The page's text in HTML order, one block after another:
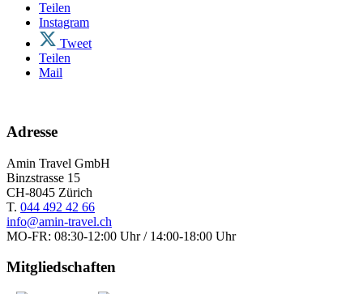
Teilen
Instagram
Tweet
Teilen
Mail
Adresse
Amin Travel GmbH
Binzstrasse 15
CH-8045 Zürich
T. 044 492 42 66
info@amin-travel.ch
MO-FR: 08:30-12:00 Uhr / 14:00-18:00 Uhr
Mitgliedschaften